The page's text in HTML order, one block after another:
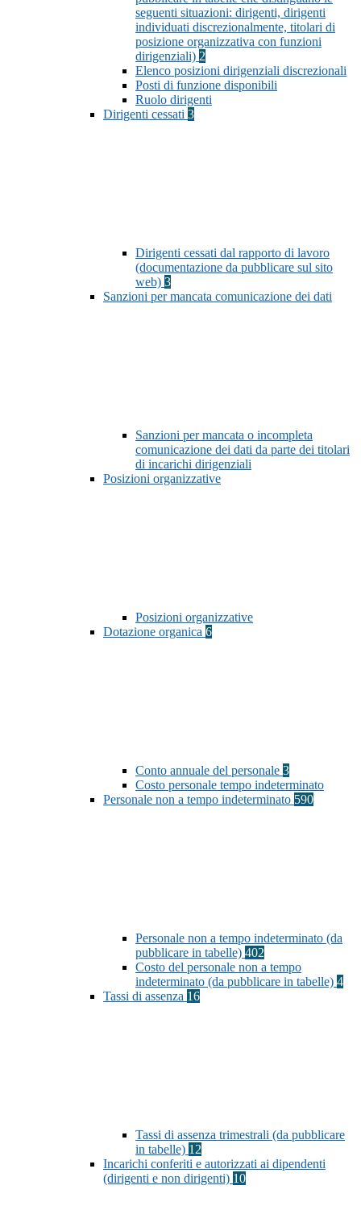
seguenti situazioni: dirigenti, dirigenti
individuati discrezionalmente, titolari di
posizione organizzativa con funzioni
dirigenziali) 2
Elenco posizioni dirigenziali discrezionali
Posti di funzione disponibili
Ruolo dirigenti
Dirigenti cessati 3
Dirigenti cessati dal rapporto di lavoro
(documentazione da pubblicare sul sito
web) 3
Sanzioni per mancata comunicazione dei dati
Sanzioni per mancata o incompleta
comunicazione dei dati da parte dei titolari
di incarichi dirigenziali
Posizioni organizzative
Posizioni organizzative
Dotazione organica 6
Conto annuale del personale 3
Costo personale tempo indeterminato
Personale non a tempo indeterminato 590
Personale non a tempo indeterminato (da
pubblicare in tabelle) 402
Costo del personale non a tempo
indeterminato (da pubblicare in tabelle) 4
Tassi di assenza 16
Tassi di assenza trimestrali (da pubblicare
in tabelle) 12
Incarichi conferiti e autorizzati ai dipendenti
(dirigenti e non dirigenti) 10